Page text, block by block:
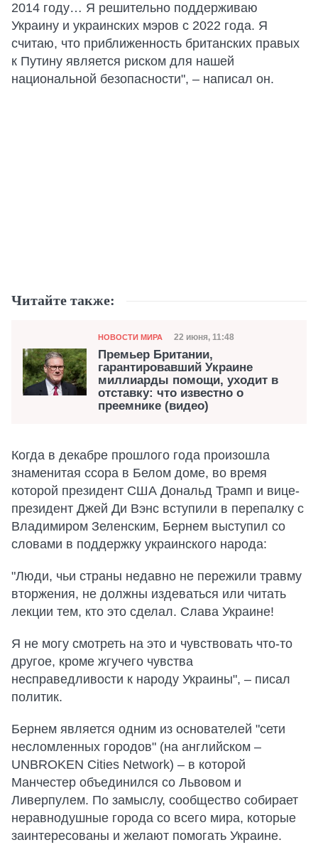
2014 году… Я решительно поддерживаю
Украину и украинских мэров с 2022 года. Я
считаю, что приближенность британских правых
к Путину является риском для нашей
национальной безопасности", – написал он.
Читайте также:
Категория
НОВОСТИ МИРА Дата публикации
22 июня, 11:48
Премьер Британии,
гарантировавший Украине
миллиарды помощи, уходит в
отставку: что известно о
преемнике (видео)
Когда в декабре прошлого года произошла
знаменитая ссора в Белом доме, во время
которой президент США Дональд Трамп и вице-
президент Джей Ди Вэнс вступили в перепалку с
Владимиром Зеленским, Бернем выступил со
словами в поддержку украинского народа:
"Люди, чьи страны недавно не пережили травму
вторжения, не должны издеваться или читать
лекции тем, кто это сделал. Слава Украине!
Я не могу смотреть на это и чувствовать что-то
другое, кроме жгучего чувства
несправедливости к народу Украины", – писал
политик.
Бернем является одним из основателей "сети
несломленных городов" (на английском –
UNBROKEN Cities Network) – в которой
Манчестер объединился со Львовом и
Ливерпулем. По замыслу, сообщество собирает
неравнодушные города со всего мира, которые
заинтересованы и желают помогать Украине.